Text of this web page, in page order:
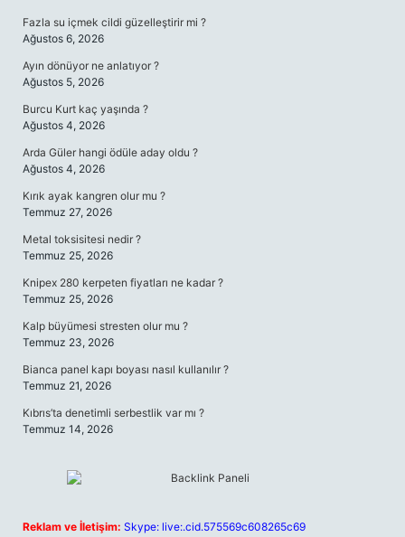
Fazla su içmek cildi güzelleştirir mi ?
Ağustos 6, 2026
Ayın dönüyor ne anlatıyor ?
Ağustos 5, 2026
Burcu Kurt kaç yaşında ?
Ağustos 4, 2026
Arda Güler hangi ödüle aday oldu ?
Ağustos 4, 2026
Kırık ayak kangren olur mu ?
Temmuz 27, 2026
Metal toksisitesi nedir ?
Temmuz 25, 2026
Knipex 280 kerpeten fiyatları ne kadar ?
Temmuz 25, 2026
Kalp büyümesi stresten olur mu ?
Temmuz 23, 2026
Bianca panel kapı boyası nasıl kullanılır ?
Temmuz 21, 2026
Kıbrıs’ta denetimli serbestlik var mı ?
Temmuz 14, 2026
Reklam ve İletişim: Skype: live:.cid.575569c608265c69